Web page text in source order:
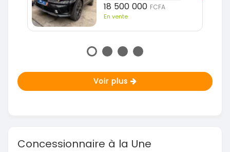
18 500 000 FCFA
En vente
Voir plus
Concessionnaire à la Une